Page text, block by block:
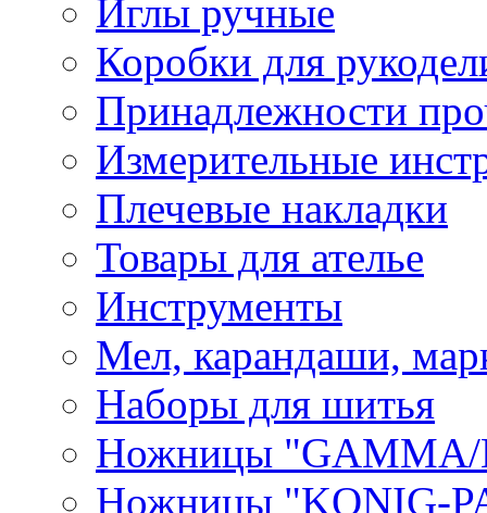
Иглы ручные
Коробки для
Принадлежности
Измерительные
Плечевые накладки
Товары для ателье
Инструменты
Мел, карандаши,
Наборы для шитья
Ножницы "GAMMA/
Ножницы "KONIG-